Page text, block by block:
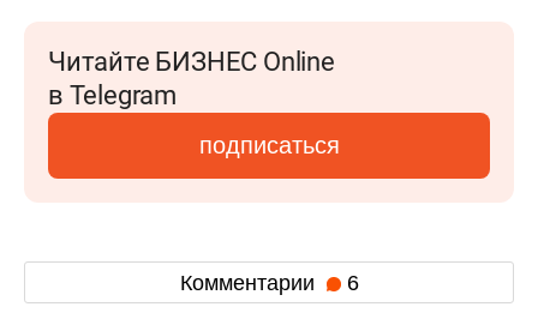
Читайте БИЗНЕС Online
в Telegram
подписаться
Комментарии 6